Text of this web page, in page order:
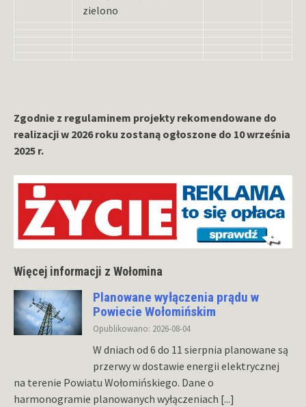
zielono
Zgodnie z regulaminem projekty rekomendowane do
realizacji w 2026 roku zostaną ogłoszone do 10 września
2025 r.
Więcej informacji z Wołomina
Planowane wyłączenia prądu w
Powiecie Wołomińskim
Opublikowano: 2026-08-04
W dniach od 6 do 11 sierpnia planowane są
przerwy w dostawie energii elektrycznej
na terenie Powiatu Wołomińskiego. Dane o
harmonogramie planowanych wyłączeniach [...]